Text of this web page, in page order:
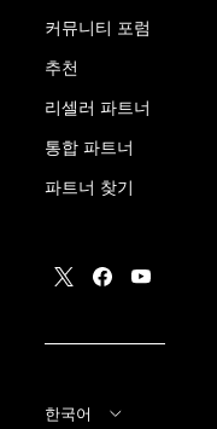
커뮤니티 포럼
추천
리셀러 파트너
통합 파트너
파트너 찾기
한국어